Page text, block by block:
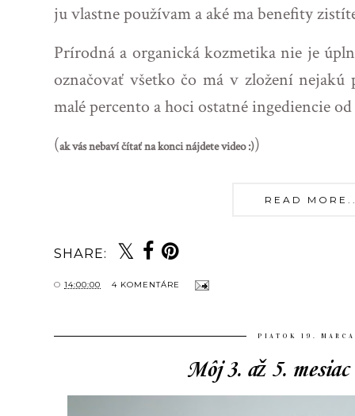
ju vlastne používam a aké ma benefity
Prírodná a organická kozmetika nie je
označovať všetko čo má v zložení
malé percento a hoci ostatné ingediencie
(ak vás nebaví čítať na konci nájdete video :))
READ
SHARE:
O 14:00:00 4 KOMENTÁRE
PIATOK 19.
Môj 3. až 5.